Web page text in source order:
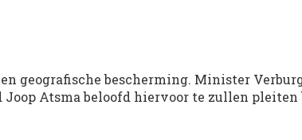
geografische bescherming. Minister
Atsma beloofd hiervoor te zullen pleiten